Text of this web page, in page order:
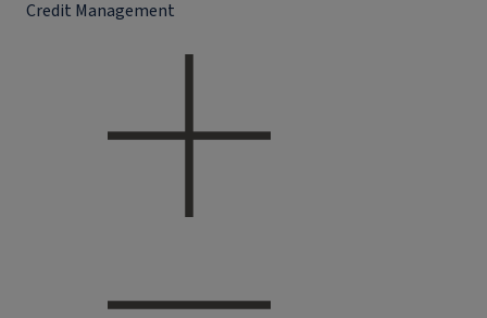
Credit Management